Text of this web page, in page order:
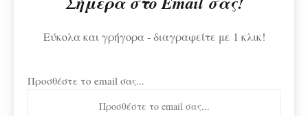
Εύκολα και γρήγορα - διαγραφείτε με 1 κλικ!
Προσθέστε το email σας...